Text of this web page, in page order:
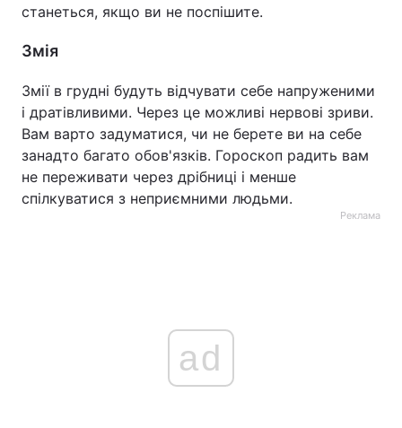
станеться, якщо ви не поспішите.
Змія
Змії в грудні будуть відчувати себе напруженими
і дратівливими. Через це можливі нервові зриви.
Вам варто задуматися, чи не берете ви на себе
занадто багато обов'язків. Гороскоп радить вам
не переживати через дрібниці і менше
спілкуватися з неприємними людьми.
Реклама
ad